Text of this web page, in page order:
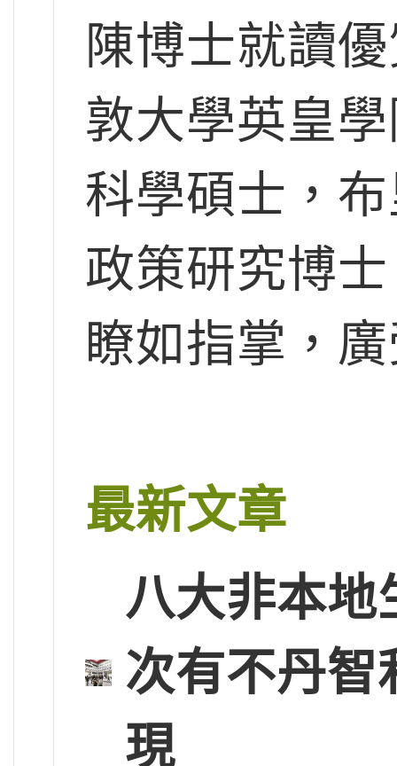
陳博士就讀
敦大學英皇
科學碩士，
政策研究博
瞭如指掌，
最新文章
八大非本地
次有不丹智
現